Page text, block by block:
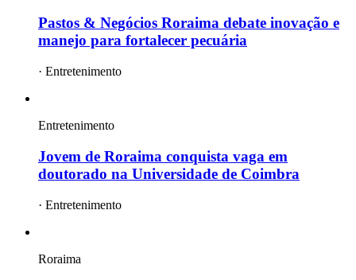
Pastos & Negócios Roraima debate inovação e
manejo para fortalecer pecuária
· Entretenimento
Entretenimento
Jovem de Roraima conquista vaga em
doutorado na Universidade de Coimbra
· Entretenimento
Roraima